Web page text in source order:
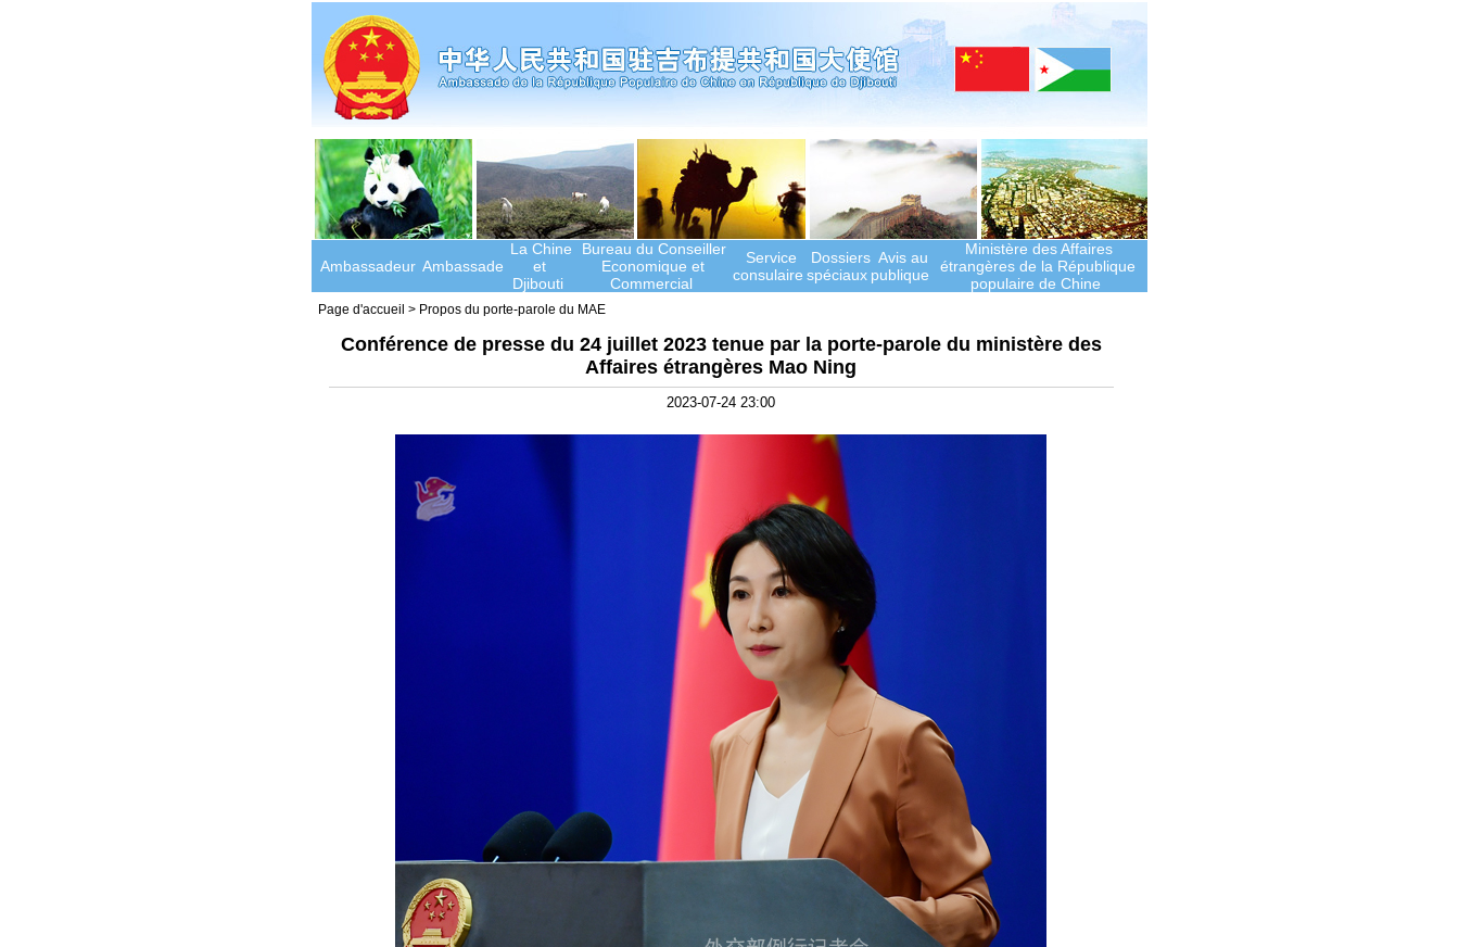
Ambassadeur Ambassade
La Chine
et
Djibouti
Bureau du Conseiller
Economique et
Commercial
Service
consulaire
Dossiers
spéciaux
Avis au
publique
Ministère des Affaires
étrangères de la République
populaire de Chine
Page d'accueil > Propos du porte-parole du MAE
Conférence de presse du 24 juillet 2023 tenue par la porte-parole du ministère des
Affaires étrangères Mao Ning
2023-07-24 23:00